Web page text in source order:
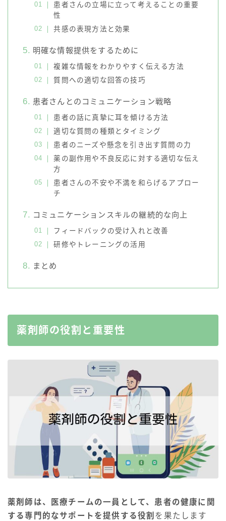
患者さんの立場に立って考えることの重要
性
共感の表現方法と効果
明確な情報提供をするために
複雑な情報をわかりやすく伝える方法
質問への適切な回答の技巧
患者さんとのコミュニケーション戦略
患者の話に真摯に耳を傾ける方法
適切な質問の種類とタイミング
患者のニーズや懸念を引き出す質問の力
薬の副作用や不良反応に対する適切な伝え
方
患者さんの不安や不満を和らげるアプロー
チ
コミュニケーションスキルの継続的な向上
フィードバックの受け入れと改善
研修やトレーニングの活用
まとめ
薬剤師の役割と重要性
薬剤師は、医療チームの一員として、患者の健康に関
する専門的なサポートを提供する役割 を果たします